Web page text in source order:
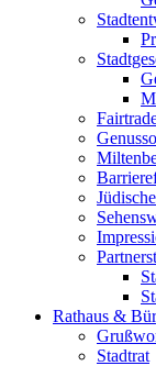
Rathaus &
Stadtrat